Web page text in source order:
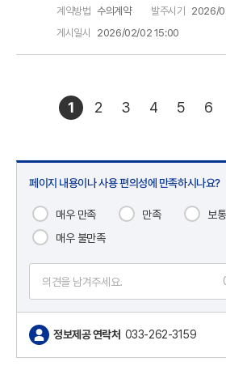
계약방법 수의계약 발주시기 2026/
게시일시
2026/02/02 15:00
1 2 3 4 5 6
페이지 내용이나 사용 편의성에 만족하시나요?
매우 만족 만족 보통
매우 불만족
정보제공 연락처 033-262-3159